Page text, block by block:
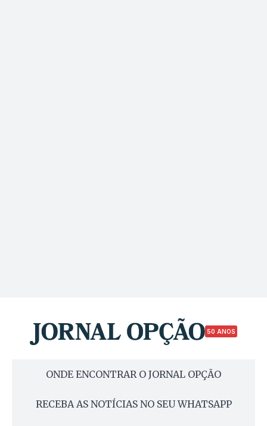
50 ANOS
ONDE ENCONTRAR O JORNAL OPÇÃO
RECEBA AS NOTÍCIAS NO SEU WHATSAPP